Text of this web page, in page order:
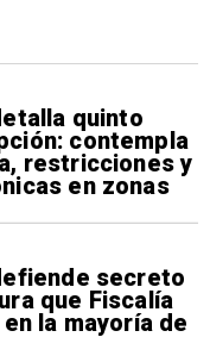
quinto
contempla
restricciones y
en zonas
secreto
que Fiscalía
la mayoría de